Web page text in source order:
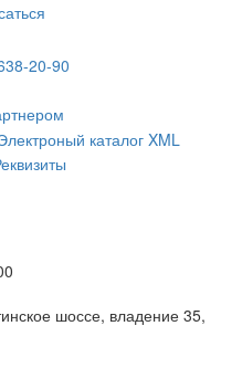
20-90
каталог XML
шоссе, владение 35,